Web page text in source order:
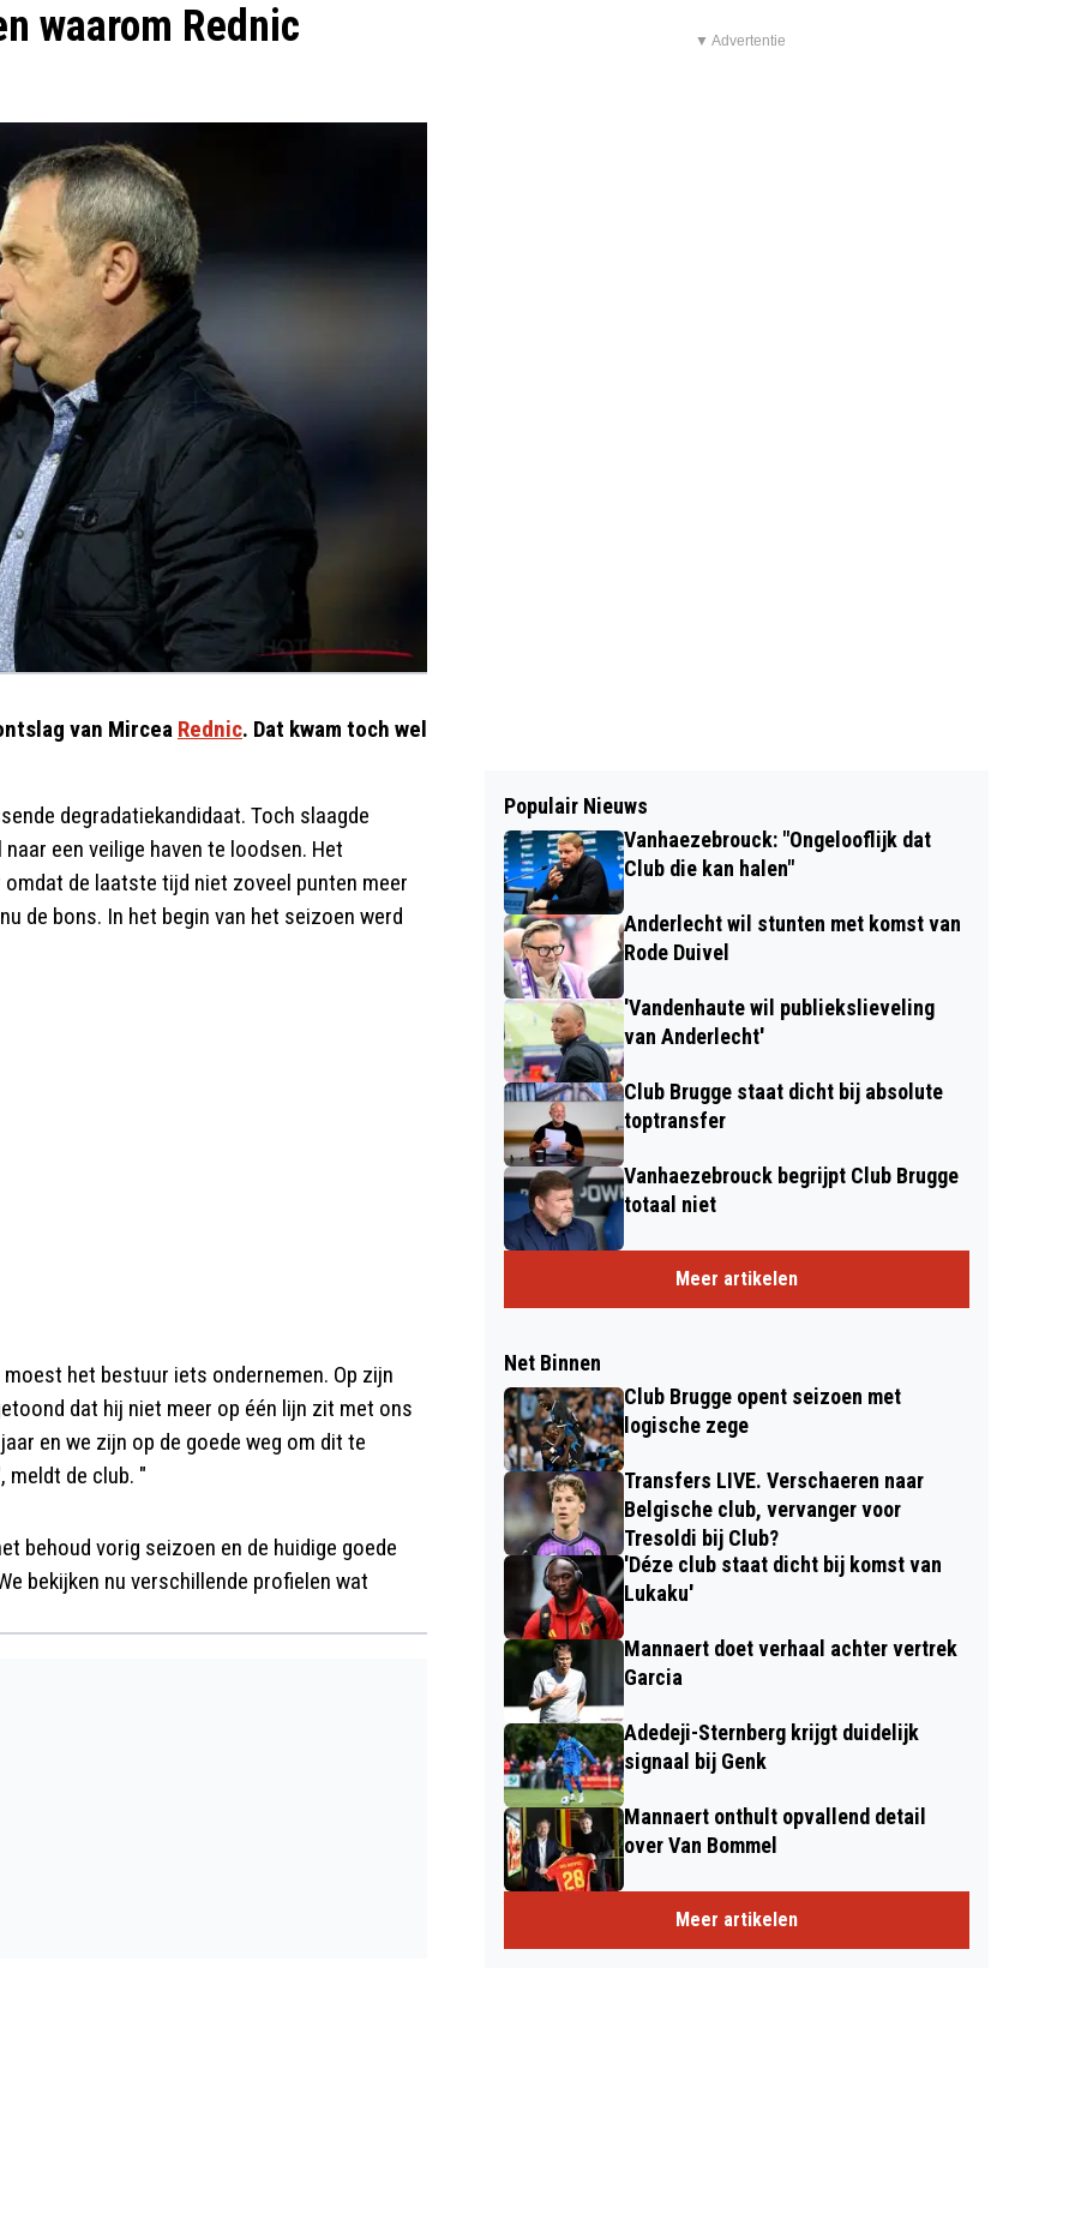
waarom Rednic
van Mircea Rednic. Dat kwam toch wel
degradatiekandidaat. Toch slaagde
een veilige haven te loodsen. Het
de laatste tijd niet zoveel punten meer
de bons. In het begin van het seizoen werd
het bestuur iets ondernemen. Op zijn
dat hij niet meer op één lijn zit met ons
en we zijn op de goede weg om dit te
meldt de club. "
behoud vorig seizoen en de huidige goede
bekijken nu verschillende profielen wat
▼ Advertentie
Populair Nieuws
Vanhaezebrouck: "Ongelooflijk dat
Club die kan halen"
Anderlecht wil stunten met komst van
Rode Duivel
'Vandenhaute wil publiekslieveling
van Anderlecht'
Club Brugge staat dicht bij absolute
toptransfer
Vanhaezebrouck begrijpt Club Brugge
totaal niet
Meer artikelen
Net Binnen
Club Brugge opent seizoen met
logische zege
Transfers LIVE. Verschaeren naar
Belgische club, vervanger voor
Tresoldi bij Club?
'Déze club staat dicht bij komst van
Lukaku'
Mannaert doet verhaal achter vertrek
Garcia
Adedeji-Sternberg krijgt duidelijk
signaal bij Genk
Mannaert onthult opvallend detail
over Van Bommel
Meer artikelen